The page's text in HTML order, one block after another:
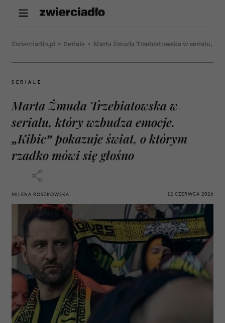
Zwierciadlo.pl > Seriale > Marta Żmuda Trzebiatowska w serialu,
SERIALE
Marta Żmuda Trzebiatowska w
serialu, który wzbudza emocje.
„Kibic” pokazuje świat, o którym
rzadko mówi się głośno
MILENA ROSZKOWSKA 12 CZERWCA 2026